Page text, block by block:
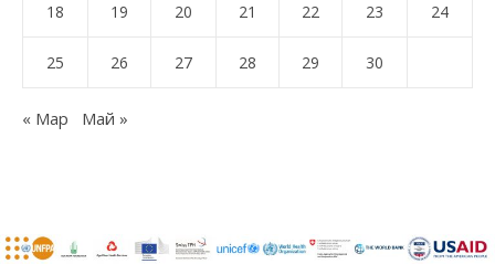
18 19 20 21 22 23 24
25 26 27 28 29 30
« Мар Май »